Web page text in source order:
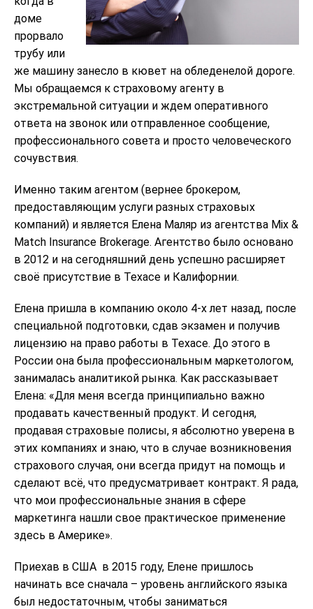
доме
прорвало
трубу или
же машину занесло в кювет на обледенелой дороге.
Мы обращаемся к страховому агенту в
экстремальной ситуации и ждем оперативного
ответа на звонок или отправленное сообщение,
профессионального совета и просто человеческого
сочувствия.
Именно таким агентом (вернее брокером,
предоставляющим услуги разных страховых
компаний) и является Елена Маляр из агентства Mix &
Match Insurance Brokerage. Агентство было основано
в 2012 и на сегодняшний день успешно расширяет
своё присутствие в Техасе и Калифорнии.
Елена пришла в компанию около 4-х лет назад, после
специальной подготовки, сдав экзамен и получив
лицензию на право работы в Техасе. До этого в
России она была профессиональным маркетологом,
занималась аналитикой рынка. Как рассказывает
Елена: «Для меня всегда принципиально важно
продавать качественный продукт. И сегодня,
продавая страховые полисы, я абсолютно уверена в
этих компаниях и знаю, что в случае возникновения
страхового случая, они всегда придут на помощь и
сделают всё, что предусматривает контракт. Я рада,
что мои профессиональные знания в сфере
маркетинга нашли свое практическое применение
здесь в Америке».
Приехав в США в 2015 году, Еленe пришлось
начинать все сначала – уровень английского языка
был недостаточным, чтобы заниматься